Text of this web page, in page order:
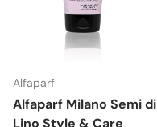
Alfaparf
Alfaparf Milano Semi di
Lino Style & Care